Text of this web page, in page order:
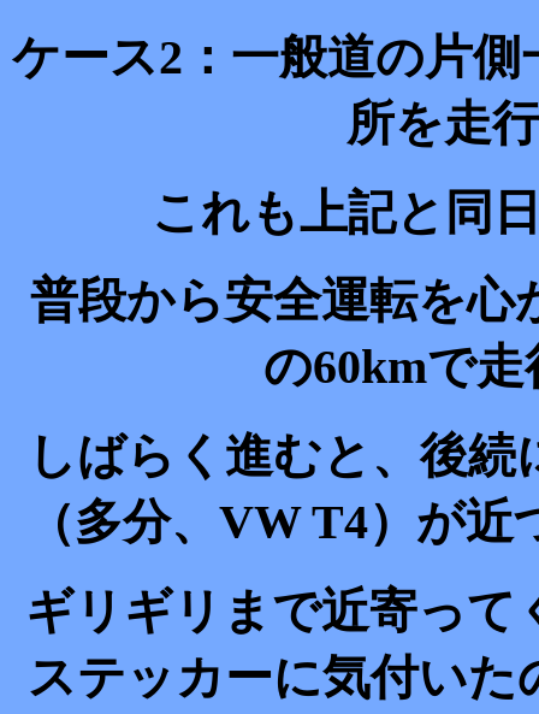
ケース2：一般道の片
所を走
これも上記と同
普段から安全運転を心
の60kmで
しばらく進むと、後
（多分、VW T4）が
ギリギリまで近寄っ
ステッカーに気付い